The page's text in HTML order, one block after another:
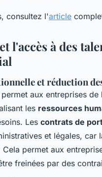
consultez l'article
l'accès à des
et réduction
permet aux entreprises
les ressources
Les contrats de
et légales,
permet aux
freinées par des